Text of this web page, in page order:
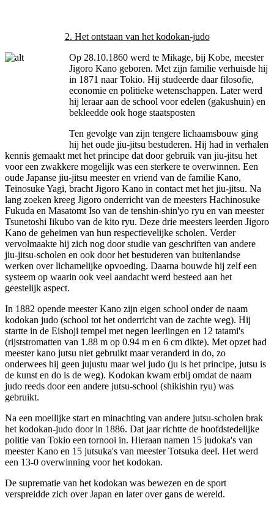
2. Het ontstaan van het kodokan-judo
Op 28.10.1860 werd te Mikage, bij Kobe, meester
Jigoro Kano geboren. Met zijn familie verhuisde hij
in 1871 naar Tokio. Hij studeerde daar filosofie,
economie en politieke wetenschappen. Later werd
hij leraar aan de school voor edelen (gakushuin) en
bekleedde ook hoge staatsposten
Ten gevolge van zijn tengere lichaamsbouw ging
hij het oude jiu-jitsu bestuderen. Hij had in verhalen
kennis gemaakt met het principe dat door gebruik van jiu-jitsu het
voor een zwakkere mogelijk was een sterkere te overwinnen. Een
oude Japanse jiu-jitsu meester en vriend van de familie Kano,
Teinosuke Yagi, bracht Jigoro Kano in contact met het jiu-jitsu. Na
lang zoeken kreeg Jigoro onderricht van de meesters Hachinosuke
Fukuda en Masatomt Iso van de tenshin-shin'yo ryu en van meester
Tsunetoshi Iikubo van de kito ryu. Deze drie meesters leerden Jigoro
Kano de geheimen van hun respectievelijke scholen. Verder
vervolmaakte hij zich nog door studie van geschriften van andere
jiu-jitsu-scholen en ook door het bestuderen van buitenlandse
werken over lichamelijke opvoeding. Daarna bouwde hij zelf een
systeem op waarin ook veel aandacht werd besteed aan het
geestelijk aspect.
In 1882 opende meester Kano zijn eigen school onder de naam
kodokan judo (school tot het onderricht van de zachte weg). Hij
startte in de Eishoji tempel met negen leerlingen en 12 tatami's
(rijststromatten van 1.88 m op 0.94 m en 6 cm dikte). Met opzet had
meester kano jutsu niet gebruikt maar veranderd in do, zo
onderwees hij geen jujustu maar wel judo (ju is het principe, jutsu is
de kunst en do is de weg). Kodokan kwam erbij omdat de naam
judo reeds door een andere jutsu-school (shikishin ryu) was
gebruikt.
Na een moeilijke start en minachting van andere jutsu-scholen brak
het kodokan-judo door in 1886. Dat jaar richtte de hoofdstedelijke
politie van Tokio een tornooi in. Hieraan namen 15 judoka's van
meester Kano en 15 jutsuka's van meester Totsuka deel. Het werd
een 13-0 overwinning voor het kodokan.
De suprematie van het kodokan was bewezen en de sport
verspreidde zich over Japan en later over gans de wereld.